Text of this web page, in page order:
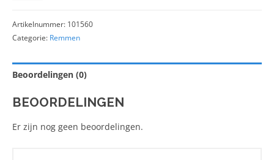
Artikelnummer: 101560
Categorie: Remmen
Beoordelingen (0)
BEOORDELINGEN
Er zijn nog geen beoordelingen.